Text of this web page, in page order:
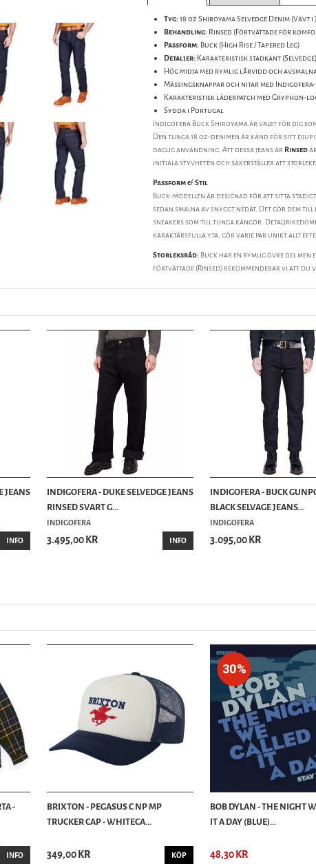
Tyg: 18 oz Shiroyama Selvedge Denim (Vävt
Behandling: Rinsed (Förtvättade för
Passform: Buck (High Rise / Tapered Leg)
Detaljer: Karakteristisk stadkant
Hög midja med rymlig lårvidd och
Mässingsknappar och nitar med
Karakteristisk läderpatch med Gryphon-
Sydda i Portugal
Indigofera Buck Shiroyama är valet för dig
Den tunga 18 oz-denimen är känd för sitt
daglig användning. Att dessa jeans är Rinsed
initiala styvheten och säkerställer att
Passform & Stil
Buck-modellen är designad för att sitta
sedan smalna av snyggt nedåt. Det gör dem
sneakers som till tunga kängor.
karaktärsfulla yta, gör varje par unikt allt
Storleksråd: Buck har en rymlig övre del
förtvättade (Rinsed) rekommenderar vi att du
JEANS
INFO
INDIGOFERA - DUKE SELVEDGE JEANS
RINSED SVART G...
INDIGOFERA
3.495,00 KR INFO
INDIGOFERA - BUCK
BLACK SELVAGE JEANS...
INDIGOFERA
3.095,00 KR
-
INFO
BRIXTON - PEGASUS C NP MP
TRUCKER CAP - WHITECA...
349,00 KR KÖP
30%
BOB DYLAN - THE NIGHT
IT A DAY (BLUE)...
48,30 KR